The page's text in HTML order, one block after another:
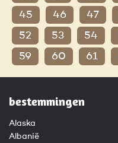
45
46 47
52
53 54
59
60 61
bestemmingen
Alaska
Albanië